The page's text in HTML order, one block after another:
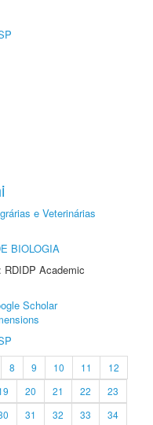
e Veterinárias
BIOLOGIA
Academic
Scholar
8 9 10 11
12
20 21 22
23
31 32 33
34